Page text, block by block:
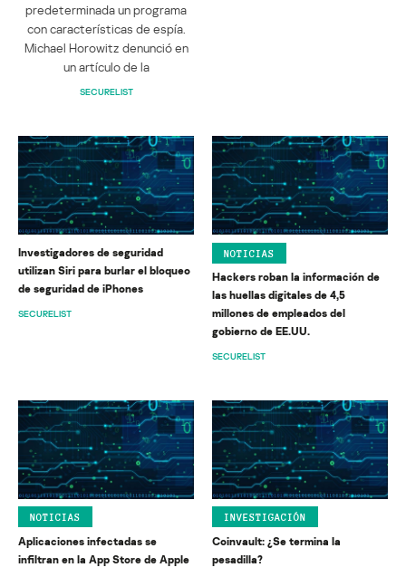
predeterminada un programa
con características de espía.
Michael Horowitz denunció en
un artículo de la
SECURELIST
Investigadores de seguridad
utilizan Siri para burlar el bloqueo
de seguridad de iPhones
SECURELIST
NOTICIAS
Hackers roban la información de
las huellas digitales de 4,5
millones de empleados del
gobierno de EE.UU.
SECURELIST
NOTICIAS
Aplicaciones infectadas se
infiltran en la App Store de Apple
INVESTIGACIÓN
Coinvault: ¿Se termina la
pesadilla?